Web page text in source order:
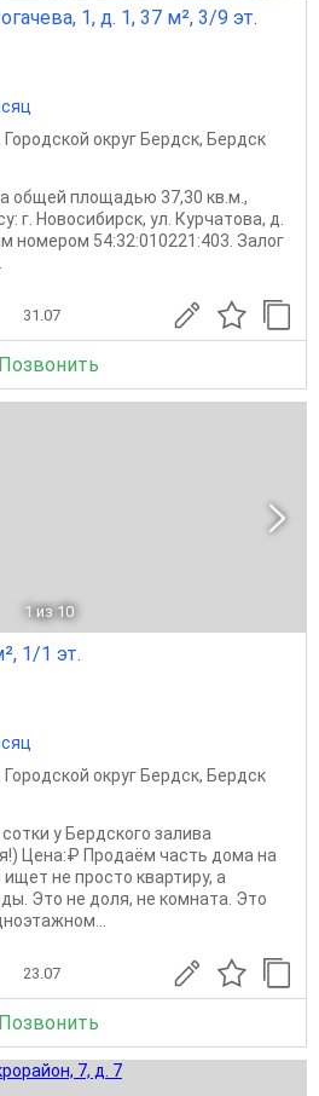
1, д. 1, 37 м², 3/9 эт.
Городской округ Бердск, Бердск
общей площадью 37,30 кв.м.,
г. Новосибирск, ул. Курчатова, д.
номером 54:32:010221:403. Залог
31.07
Позвонить
1 из 10
1/1 эт.
Городской округ Бердск, Бердск
у Бердского залива
Цена:₽ Продаём часть дома на
не просто квартиру, а
Это не доля, не комната. Это
23.07
Позвонить